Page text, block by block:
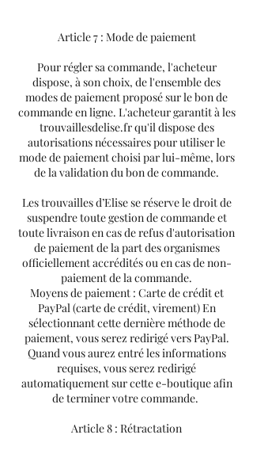
Article 7 : Mode de paiement
Pour régler sa commande, l'acheteur
dispose, à son choix, de l'ensemble des
modes de paiement proposé sur le bon de
commande en ligne. L'acheteur garantit à les
trouvaillesdelise.fr qu'il dispose des
autorisations nécessaires pour utiliser le
mode de paiement choisi par lui-même, lors
de la validation du bon de commande.
Les trouvailles d’Elise se réserve le droit de
suspendre toute gestion de commande et
toute livraison en cas de refus d'autorisation
de paiement de la part des organismes
officiellement accrédités ou en cas de non-
paiement de la commande.
Moyens de paiement : Carte de crédit et
PayPal (carte de crédit, virement) En
sélectionnant cette dernière méthode de
paiement, vous serez redirigé vers PayPal.
Quand vous aurez entré les informations
requises, vous serez redirigé
automatiquement sur cette e-boutique afin
de terminer votre commande.
Article 8 : Rétractation